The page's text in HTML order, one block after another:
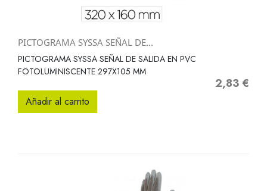
PICTOGRAMA SYSSA SEÑAL DE...
PICTOGRAMA SYSSA SEÑAL DE SALIDA EN PVC
FOTOLUMINISCENTE 297X105 MM
Precio
2,83 €
Añadir al carrito